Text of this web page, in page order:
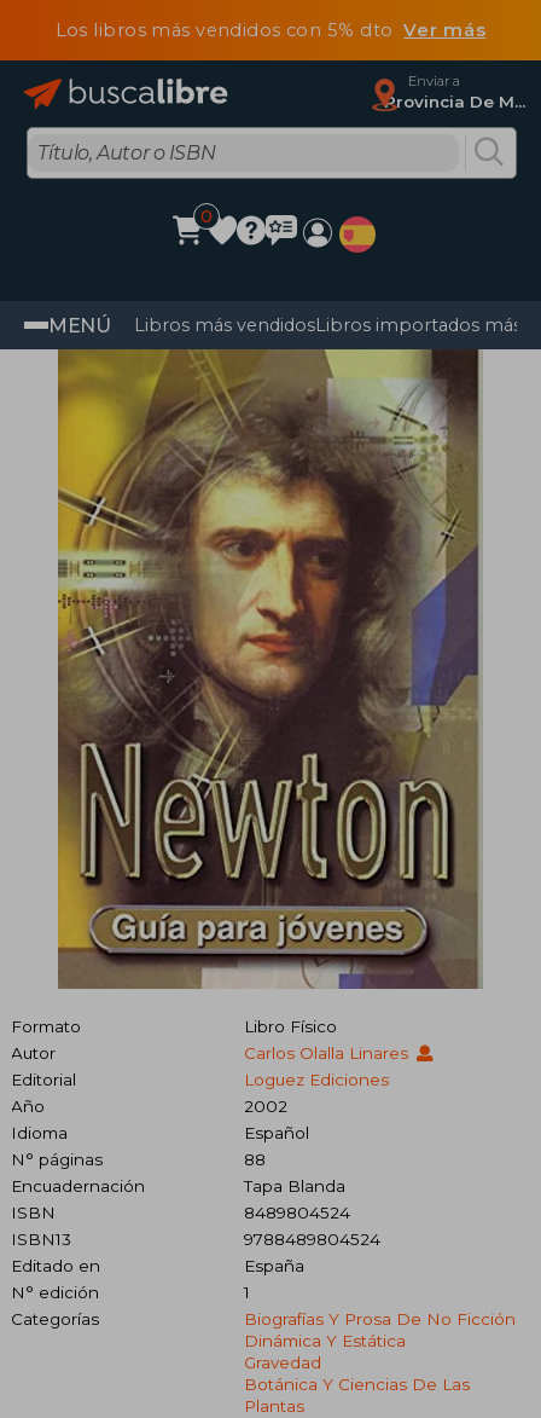
Los libros más vendidos con 5% dtoVer más
Enviar a
Provincia De Madrid
0
MENÚ Libros más vendidosLibros importados más
Formato
Libro Físico
Autor
Carlos Olalla Linares
Editorial
Loguez Ediciones
Año
2002
Idioma
Español
N° páginas
88
Encuadernación
Tapa Blanda
ISBN
8489804524
ISBN13
9788489804524
Editado en
España
N° edición
1
Categorías
Biografías Y Prosa De No Ficción
Dinámica Y Estática
Gravedad
Botánica Y Ciencias De Las
Plantas